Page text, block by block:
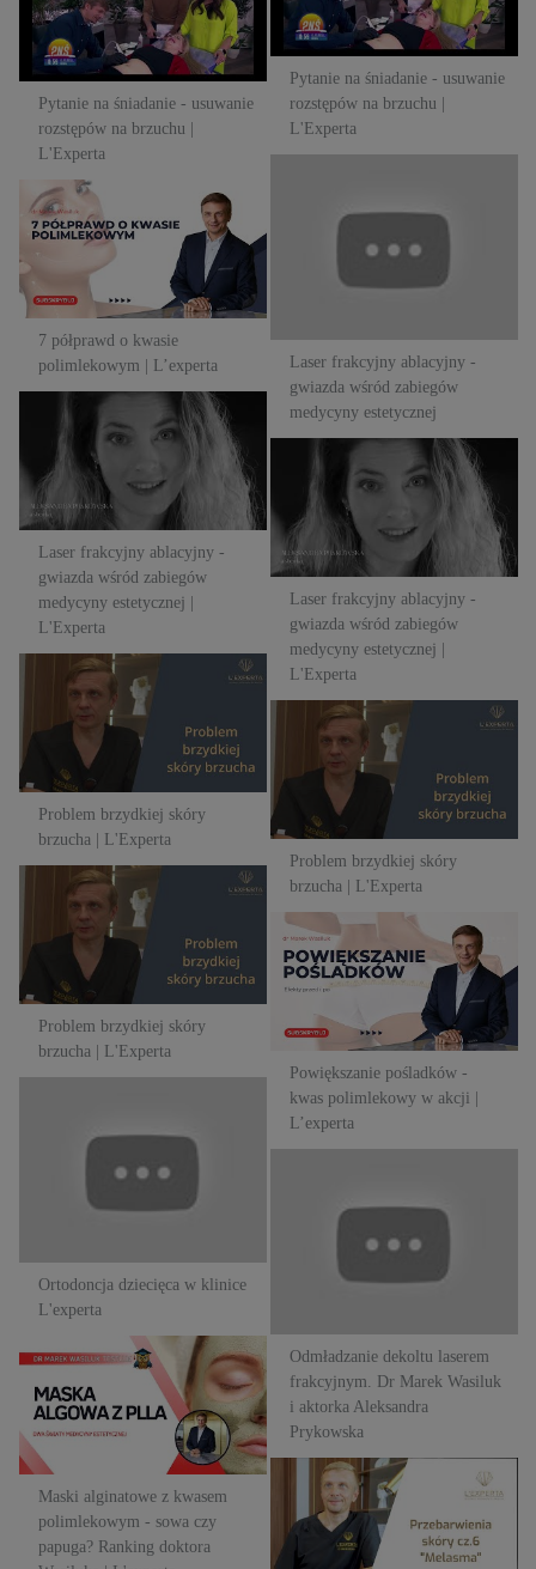
Odmładzanie dekoltu laserem
frakcyjnym. Dr Marek Wasiluk
i aktorka Aleksandra
Prykowska
i aktorka Aleksandra
Ortodoncja dziecięca w klinice
L'experta
Laser frakcyjny ablacyjny -
gwiazda wśród zabiegów
medycyny estetycznej
medycyny estetycznej
Przebarwienia - melasma - jak
sobie z nimi radzić? | L'Experta
Laser frakcyjny ablacyjny -
gwiazda wśród zabiegów
medycyny estetycznej |
L'Experta
Laser frakcyjny ablacyjny -
gwiazda wśród zabiegów
medycyny estetycznej |
L'Experta
Problem brzydkiej skóry
brzucha | L'Experta
Problem brzydkiej skóry
brzucha | L'Experta
Problem brzydkiej skóry
brzucha | L'Experta
Problem brzydkiej skóry
brzucha | L'Experta
Pytanie na śniadanie - usuwanie
rozstępów na brzuchu |
L'Experta
L'Experta
Problem brzydkiej skóry
brzucha | L'Experta
Problem brzydkiej skóry
brzucha | L'Experta
Laser frakcyjny ablacyjny -
gwiazda wśród zabiegów
medycyny estetycznej |
L'Experta
Laser frakcyjny ablacyjny -
gwiazda wśród zabiegów
medycyny estetycznej |
L'Experta
Maski alginatowe z kwasem
polimlekowym - sowa czy
papuga? Ranking doktora
Maski alginatowe z kwasem
polimlekowym - sowa czy
papuga? Ranking doktora
Wasiluka | L'experta
7 półprawd o kwasie
polimlekowym | L’experta
7 półprawd o kwasie
polimlekowym | L’experta
Powiększanie pośladków -
kwas polimlekowy w akcji |
L’experta
Powiększanie pośladków -
kwas polimlekowy w akcji |
L’experta
Pytanie na śniadanie - usuwanie
rozstępów na brzuchu |
L'Experta